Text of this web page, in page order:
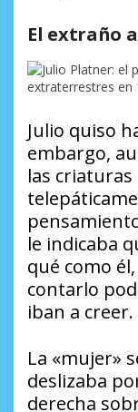
El extraño
Julio quiso
embargo,
las
le indicaba
qué como él,
contarlo
iban a creer.
La «mujer»
deslizaba
derecha